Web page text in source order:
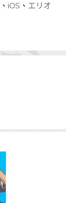
、 iOS 、 エリオ